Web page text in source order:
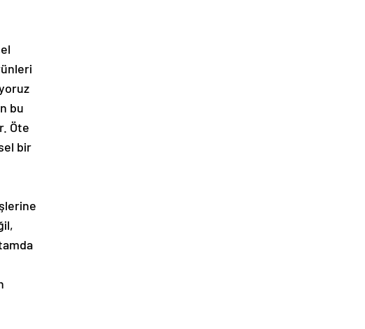
bu
Öte
bir